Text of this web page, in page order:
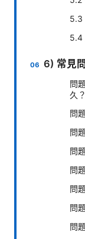
5.3
5.4
6) 常見
問
久？
問
問
問
問
問
問
問